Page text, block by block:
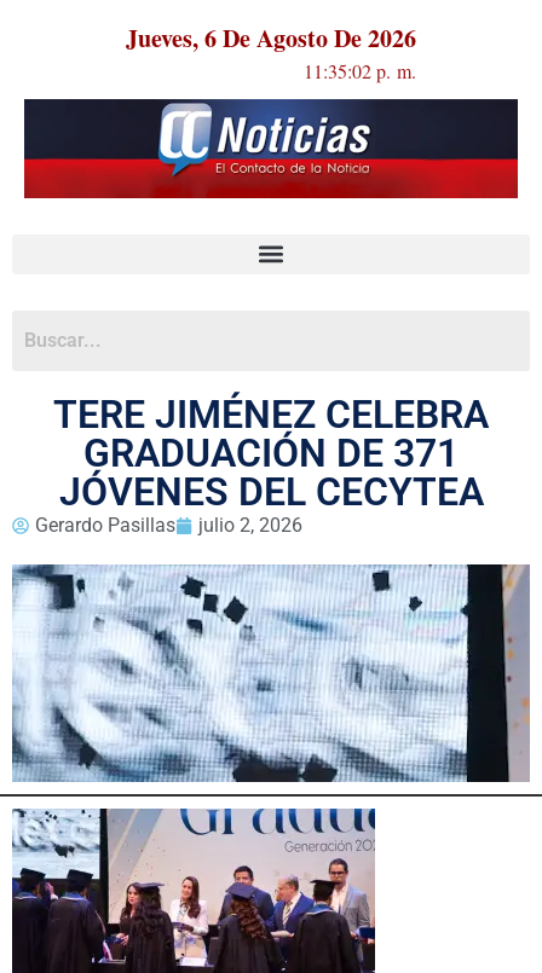
Jueves, 6 De Agosto De 2026
11:35:02 p. m.
TERE JIMÉNEZ CELEBRA
GRADUACIÓN DE 371
JÓVENES DEL CECYTEA
Gerardo Pasillas julio 2, 2026